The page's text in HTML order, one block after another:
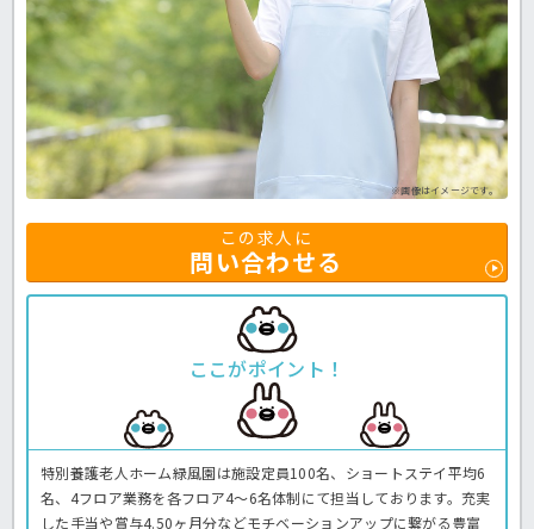
※画像はイメージです。
この求人に
問い合わせる
ここがポイント！
特別養護老人ホーム緑風園は施設定員100名、ショートステイ平均6
名、4フロア業務を各フロア4～6名体制にて担当しております。充実
した手当や賞与4.50ヶ月分などモチベーションアップに繋がる豊富